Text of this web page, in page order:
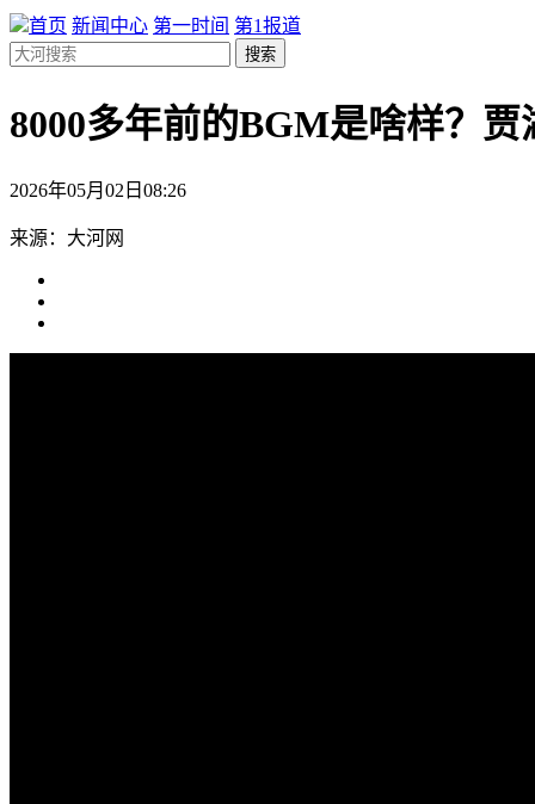
首页 新闻中心 第一时间 第1报道
搜索
8000多年前的BGM是啥样？
2026年05月02日08:26
来源：大河网